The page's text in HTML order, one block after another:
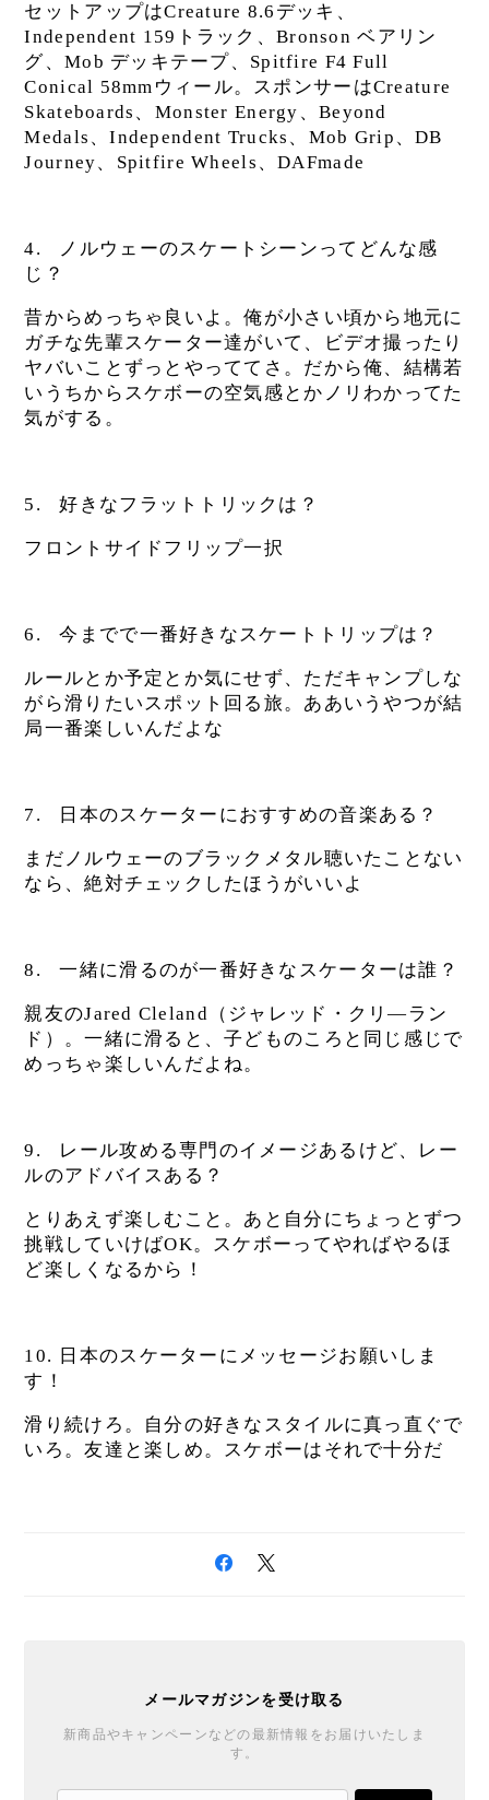
セットアップはCreature 8.6デッキ、
Independent 159トラック、Bronson ベアリン
グ、Mob デッキテープ、Spitfire F4 Full
Conical 58mmウィール。スポンサーはCreature
Skateboards、Monster Energy、Beyond
Medals、Independent Trucks、Mob Grip、DB
Journey、Spitfire Wheels、DAFmade
4.
ノルウェーのスケートシーンってどんな感
じ？
昔からめっちゃ良いよ。俺が小さい頃から地元に
ガチな先輩スケーター達がいて、ビデオ撮ったり
ヤバいことずっとやっててさ。だから俺、結構若
いうちからスケボーの空気感とかノリわかってた
気がする。
5. 好きなフラットトリックは？
フロントサイドフリップ一択
6. 今までで一番好きなスケートトリップは？
ルールとか予定とか気にせず、ただキャンプしな
がら滑りたいスポット回る旅。ああいうやつが結
局一番楽しいんだよな
7. 日本のスケーターにおすすめの音楽ある？
まだノルウェーのブラックメタル聴いたことない
なら、絶対チェックしたほうがいいよ
8. 一緒に滑るのが一番好きなスケーターは誰？
親友のJared Cleland（ジャレッド・クリ―ラン
ド）。一緒に滑ると、子どものころと同じ感じで
めっちゃ楽しいんだよね。
9.
レール攻める専門のイメージあるけど、レー
ルのアドバイスある？
とりあえず楽しむこと。あと自分にちょっとずつ
挑戦していけばOK。スケボーってやればやるほ
ど楽しくなるから！
10.
日本のスケーターにメッセージお願いしま
す！
滑り続けろ。自分の好きなスタイルに真っ直ぐで
いろ。友達と楽しめ。スケボーはそれで十分だ
メールマガジンを受け取る
新商品やキャンペーンなどの最新情報をお届けいたしま
す。